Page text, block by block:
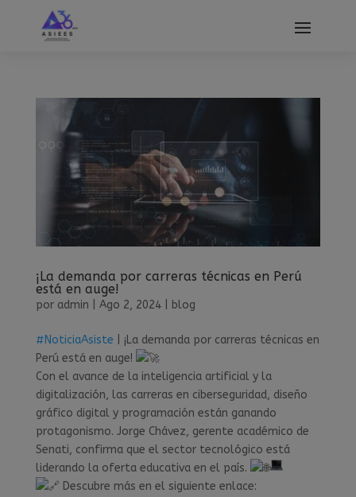
¡La demanda por carreras técnicas en Perú
está en auge!
por admin Ago 2, 2024| blog
#NoticiaAsiste | ¡La demanda por carreras técnicas en
Perú está en auge!
Con el avance de la inteligencia artificial y la
digitalización, las carreras en ciberseguridad, diseño
gráfico digital y programación están ganando
protagonismo. Jorge Chávez, gerente académico de
Senati, confirma que el sector tecnológico está
liderando la oferta educativa en el país.
Descubre más en el siguiente enlace: